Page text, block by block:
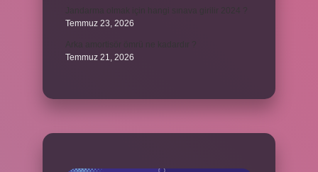
Temmuz 23, 2026
Temmuz 21, 2026